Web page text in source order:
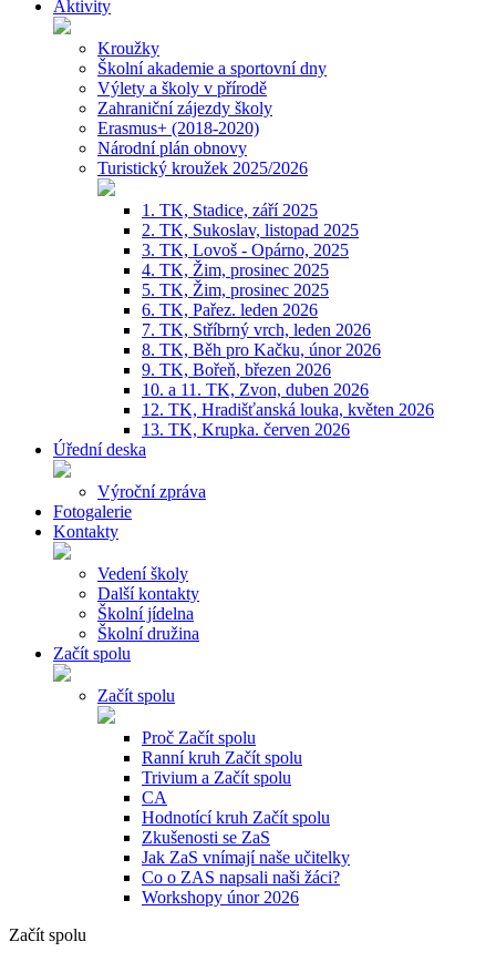
Aktivity
Kroužky
Školní akademie a sportovní dny
Výlety a školy v přírodě
Zahraniční zájezdy školy
Erasmus+ (2018-2020)
Národní plán obnovy
Turistický kroužek 2025/2026
1. TK, Stadice, září 2025
2. TK, Sukoslav, listopad 2025
3. TK, Lovoš - Opárno, 2025
4. TK, Žim, prosinec 2025
5. TK, Žim, prosinec 2025
6. TK, Pařez. leden 2026
7. TK, Stříbrný vrch, leden 2026
8. TK, Běh pro Kačku, únor 2026
9. TK, Bořeň, březen 2026
10. a 11. TK, Zvon, duben 2026
12. TK, Hradišťanská louka, květen 2026
13. TK, Krupka. červen 2026
Úřední deska
Výroční zpráva
Fotogalerie
Kontakty
Vedení školy
Další kontakty
Školní jídelna
Školní družina
Začít spolu
Začít spolu
Proč Začít spolu
Ranní kruh Začít spolu
Trivium a Začít spolu
CA
Hodnotící kruh Začít spolu
Zkušenosti se ZaS
Jak ZaS vnímají naše učitelky
Co o ZAS napsali naši žáci?
Workshopy únor 2026
Začít spolu